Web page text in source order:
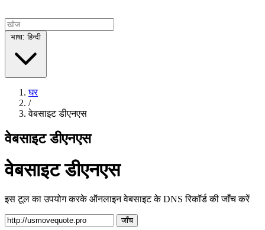
भाषा: हिन्दी
घर
/
वेबसाइट डीएनएस
वेबसाइट डीएनएस
वेबसाइट डीएनएस
इस टूल का उपयोग करके ऑनलाइन वेबसाइट के DNS रिकॉर्ड की जाँच करें
जाँच